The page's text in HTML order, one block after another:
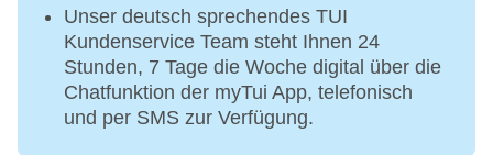
Unser deutsch sprechendes TUI
Kundenservice Team steht Ihnen 24
Stunden, 7 Tage die Woche digital über die
Chatfunktion der myTui App, telefonisch
und per SMS zur Verfügung.